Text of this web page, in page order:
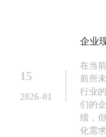
15
2026-01
企业
在当
前所
行业
们的
绩，
化需